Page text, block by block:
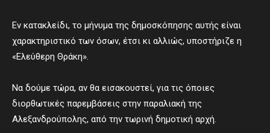
Εν κατακλείδι, το μήνυμα της δημοσκόπησης αυτής είναι
χαρακτηριστικό των όσων, έτσι κι αλλιώς, υποστήριζε η
«Ελεύθερη Θράκη».
Να δούμε τώρα, αν θα εισακουστεί, για τις όποιες
διορθωτικές παρεμβάσεις στην παραλιακή της
Αλεξανδρούπολης, από την τωρινή δημοτική αρχή.